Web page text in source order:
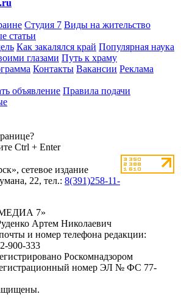
Студия 7 Виды на жительство
статьи
Как закалялся край Популярная наука
глазами Путь к храму
Контакты Вакансии Реклама
объявление Правила подачи
Ctrl + Enter
сетевое издание
22, тел.: 8(391)258-11-
7»
Артем Николаевич
и номер телефона редакции:
900-333
Роскомнадзором
номер ЭЛ № ФС 77-